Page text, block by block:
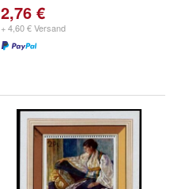
2,76 €
+ 4,60 € Versand